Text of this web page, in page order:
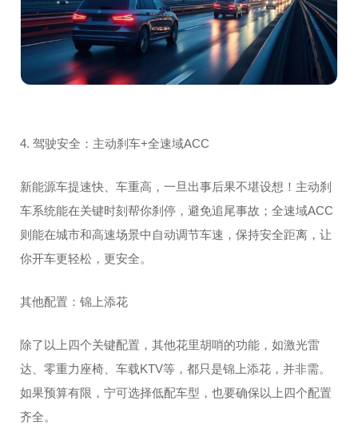
4. 驾驶安全：主动刹车+全速域ACC
新能源车提速快、车重高，一旦出事后果不堪设想！主动刹
车系统能在关键时刻帮你刹停，避免追尾事故；全速域ACC
则能在城市和高速场景中自动调节车速，保持安全距离，让
你开车更轻松，更安全。
其他配置：锦上添花
除了以上四个关键配置，其他花里胡哨的功能，如激光雷
达、零重力座椅、车载KTV等，都只是锦上添花，并非需。
如果预算有限，宁可选择低配车型，也要确保以上四个配置
齐全。